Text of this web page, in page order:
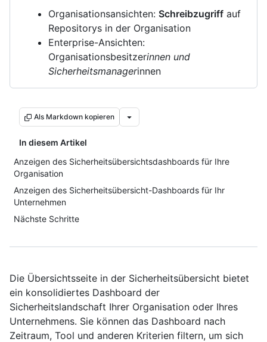
Organisationsansichten: Schreibzugriff auf
Repositorys in der Organisation
Enterprise-Ansichten:
Organisationsbesitzerinnen und
Sicherheitsmanagerinnen
Als Markdown kopieren
In diesem Artikel
Anzeigen des Sicherheitsübersichtsdashboards für Ihre
Organisation
Anzeigen des Sicherheitsübersicht-Dashboards für Ihr
Unternehmen
Nächste Schritte
Die Übersichtsseite in der Sicherheitsübersicht bietet
ein konsolidiertes Dashboard der
Sicherheitslandschaft Ihrer Organisation oder Ihres
Unternehmens. Sie können das Dashboard nach
Zeitraum, Tool und anderen Kriterien filtern, um sich